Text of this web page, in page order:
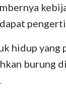
4
hidup yang
burung